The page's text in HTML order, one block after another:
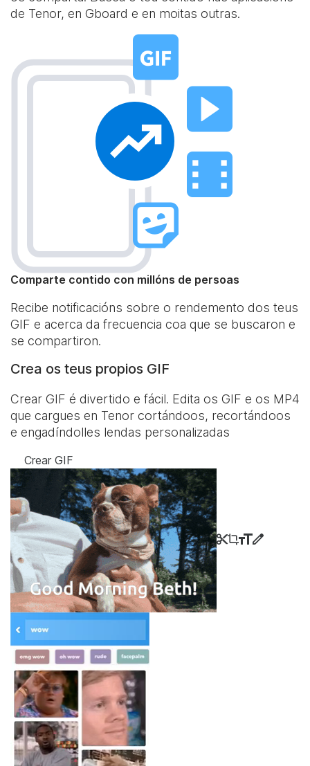
de Tenor, en Gboard e en moitas outras.
Comparte contido con millóns de persoas
Recibe notificacións sobre o rendemento dos teus
GIF e acerca da frecuencia coa que se buscaron e
se compartiron.
Crea os teus propios GIF
Crear GIF é divertido e fácil. Edita os GIF e os MP4
que cargues en Tenor cortándoos, recortándoos
e engadíndolles lendas personalizadas
Crear GIF